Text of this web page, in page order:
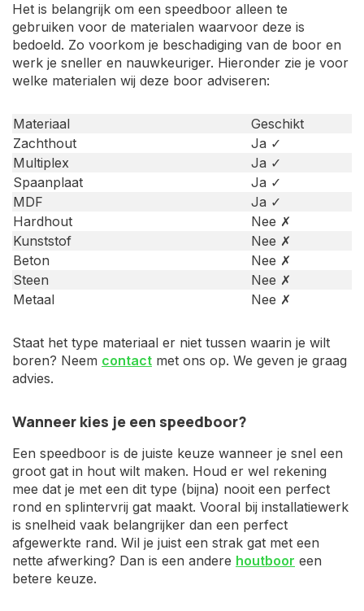
Het is belangrijk om een speedboor alleen te
gebruiken voor de materialen waarvoor deze is
bedoeld. Zo voorkom je beschadiging van de boor en
werk je sneller en nauwkeuriger. Hieronder zie je voor
welke materialen wij deze boor adviseren:
Materiaal
Geschikt
Zachthout
Ja ✓
Multiplex
Ja ✓
Spaanplaat
Ja ✓
MDF
Ja ✓
Hardhout
Nee ✗
Kunststof
Nee ✗
Beton
Nee ✗
Steen
Nee ✗
Metaal
Nee ✗
Staat het type materiaal er niet tussen waarin je wilt
boren? Neem contact met ons op. We geven je graag
advies.
Wanneer kies je een speedboor?
Een speedboor is de juiste keuze wanneer je snel een
groot gat in hout wilt maken. Houd er wel rekening
mee dat je met een dit type (bijna) nooit een perfect
rond en splintervrij gat maakt. Vooral bij installatiewerk
is snelheid vaak belangrijker dan een perfect
afgewerkte rand. Wil je juist een strak gat met een
nette afwerking? Dan is een andere houtboor een
betere keuze.